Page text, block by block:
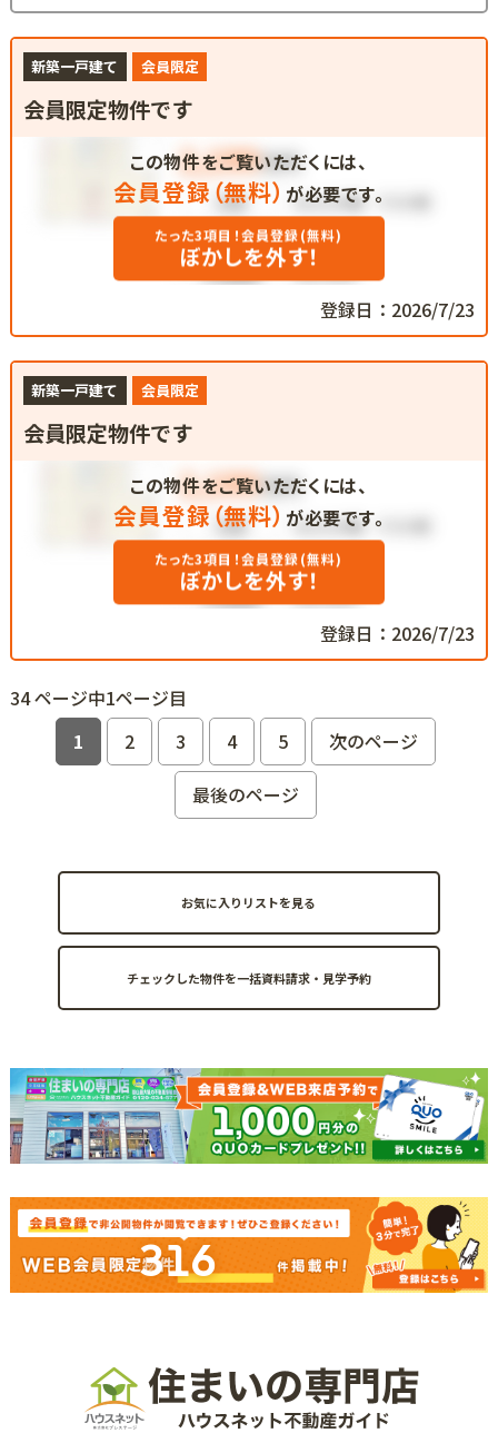
新築一戸建て 会員限定
会員限定物件です
この物件をご覧いただくには、
会員登録（無料） が必要です。
たった3項目！会員登録(無料)
ぼかしを外す！
登録日：2026/7/23
新築一戸建て 会員限定
会員限定物件です
この物件をご覧いただくには、
会員登録（無料） が必要です。
たった3項目！会員登録(無料)
ぼかしを外す！
登録日：2026/7/23
34 ページ中1ページ目
1
2 3 4 5
次のページ
最後のページ
お気に入りリストを見る
316